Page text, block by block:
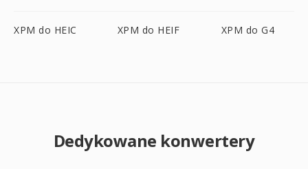
XPM do HEIC XPM do HEIF XPM do G4
Dedykowane konwertery